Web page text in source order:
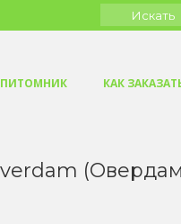
Искать:
ПИТОМНИК КАК